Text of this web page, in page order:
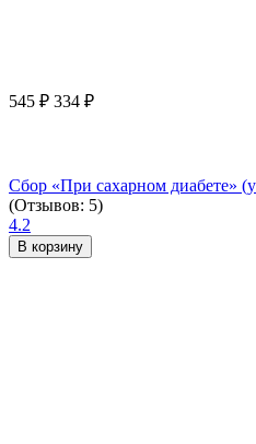
545 ₽ 334 ₽
Сбор «При сахарном диабете»
(Отзывов: 5)
4.2
В корзину